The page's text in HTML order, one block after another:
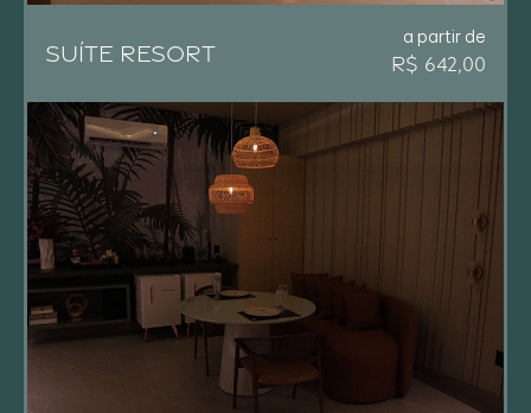
SUÍTE RESORT
a partir de
R$ 642,00